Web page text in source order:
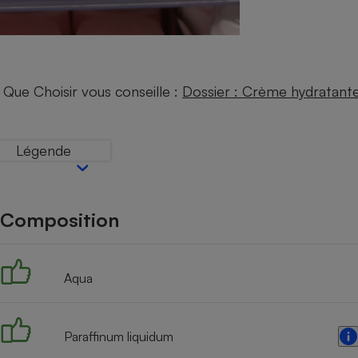
Que Choisir vous conseille : Dossier : Crème
Légende
Composition
Aqua
Paraffinum liquidum
Complément
alimentaire
Internet